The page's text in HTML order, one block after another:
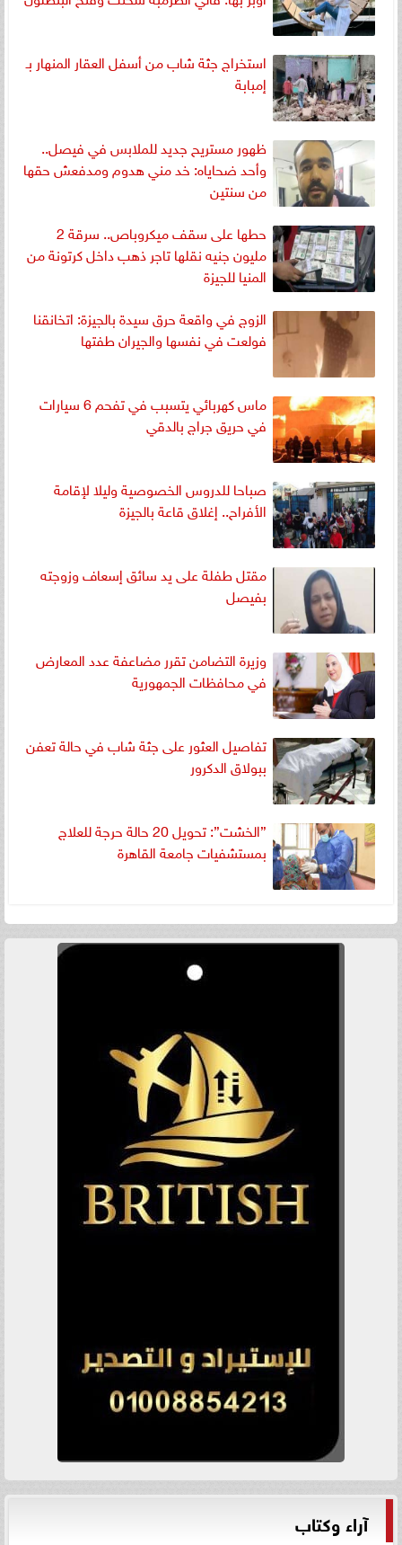
استخراج جثة شاب من أسفل العقار المنهار بـ
إمبابة
ظهور مستريح جديد للملابس في فيصل..
وأحد ضحاياه: خد مني هدوم ومدفعش حقها
من سنتين
حطها على سقف ميكروباص.. سرقة 2
مليون جنيه نقلها تاجر ذهب داخل كرتونة من
المنيا للجيزة
الزوج في واقعة حرق سيدة بالجيزة: اتخانقنا
فولعت في نفسها والجيران طفتها
ماس كهربائي يتسبب في تفحم 6 سيارات
في حريق جراج بالدقي
صباحا للدروس الخصوصية وليلا لإقامة
الأفراح.. إغلاق قاعة بالجيزة
مقتل طفلة على يد سائق إسعاف وزوجته
بفيصل
وزيرة التضامن تقرر مضاعفة عدد المعارض
في محافظات الجمهورية
تفاصيل العثور على جثة شاب في حالة تعفن
ببولاق الدكرور
”الخشت”: تحويل 20 حالة حرجة للعلاج
بمستشفيات جامعة القاهرة
آراء وكتاب